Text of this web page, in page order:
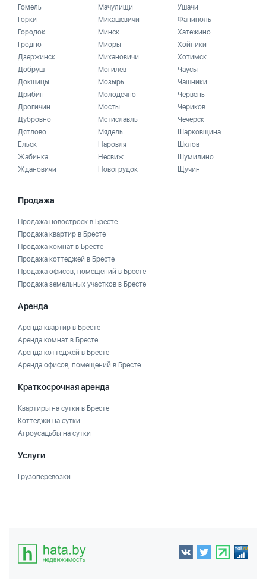
Гомель
Горки
Городок
Гродно
Дзержинск
Добруш
Докшицы
Дрибин
Дрогичин
Дубровно
Дятлово
Ельск
Жабинка
Ждановичи
Мачулищи
Микашевичи
Минск
Миоры
Михановичи
Могилев
Мозырь
Молодечно
Мосты
Мстиславль
Мядель
Наровля
Несвиж
Новогрудок
Ушачи
Фаниполь
Хатежино
Хойники
Хотимск
Чаусы
Чашники
Червень
Чериков
Чечерск
Шарковщина
Шклов
Шумилино
Щучин
Продажа
Продажа новостроек в Бресте
Продажа квартир в Бресте
Продажа комнат в Бресте
Продажа коттеджей в Бресте
Продажа офисов, помещений в Бресте
Продажа земельных участков в Бресте
Аренда
Аренда квартир в Бресте
Аренда комнат в Бресте
Аренда коттеджей в Бресте
Аренда офисов, помещений в Бресте
Краткосрочная аренда
Квартиры на сутки в Бресте
Коттеджи на сутки
Агроусадьбы на сутки
Услуги
Грузоперевозки